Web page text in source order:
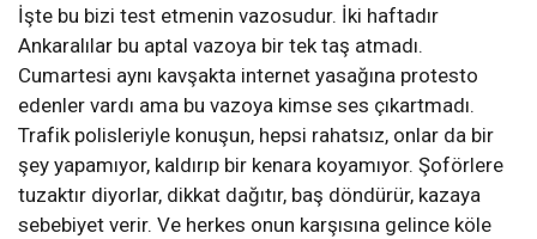
İşte bu bizi test etmenin vazosudur. İki haftadır
Ankaralılar bu aptal vazoya bir tek taş atmadı.
Cumartesi aynı kavşakta internet yasağına protesto
edenler vardı ama bu vazoya kimse ses çıkartmadı.
Trafik polisleriyle konuşun, hepsi rahatsız, onlar da bir
şey yapamıyor, kaldırıp bir kenara koyamıyor. Şoförlere
tuzaktır diyorlar, dikkat dağıtır, baş döndürür, kazaya
sebebiyet verir. Ve herkes onun karşısına gelince köle